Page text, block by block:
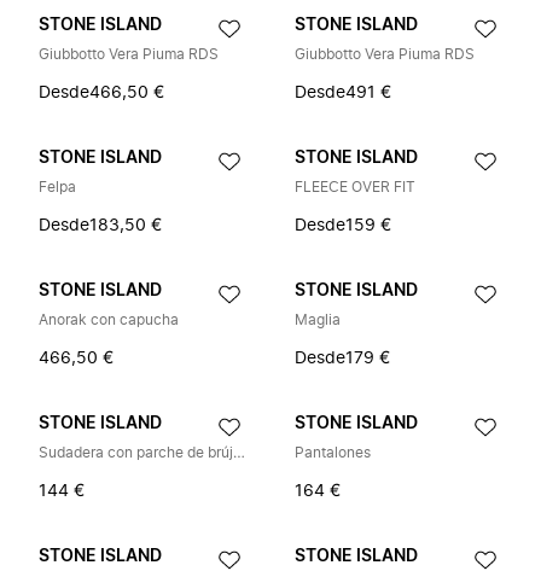
STONE ISLAND
Giubbotto Vera Piuma RDS
Desde466,50 €
STONE ISLAND
Giubbotto Vera Piuma RDS
Desde491 €
STONE ISLAND
Felpa
Desde183,50 €
STONE ISLAND
FLEECE OVER FIT
Desde159 €
STONE ISLAND
Anorak con capucha
466,50 €
STONE ISLAND
Maglia
Desde179 €
STONE ISLAND
Sudadera con parche de brújula
144 €
STONE ISLAND
Pantalones
164 €
STONE ISLAND STONE ISLAND